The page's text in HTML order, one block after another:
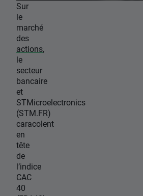
Sur
le
marché
des
actions,
le
secteur
bancaire
et
STMicroelectronics
(STM.FR)
caracolent
en
tête
de
l’indice
CAC
40